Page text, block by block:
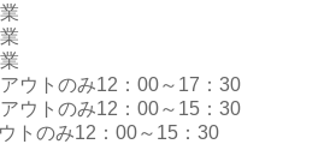
ウトのみ12：00～17：30
ウトのみ12：00～15：30
トのみ12：00～15：30